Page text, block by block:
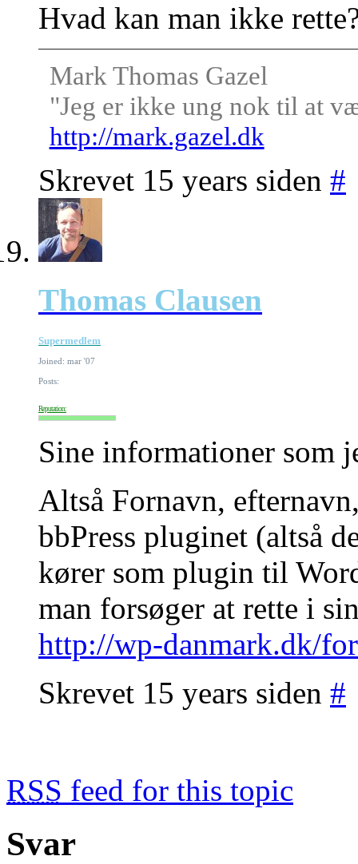
Hvad kan man ikke
Mark Thomas Gazel
"Jeg er ikke ung nok til at
http://mark.gazel.dk
Skrevet 15 years siden #
Thomas Clausen
Supermedlem
Joined: mar '07
Posts:
Reputation:
Sine informationer som
Altså Fornavn,
bbPress pluginet (altså
kører som plugin til
man forsøger at rette i
http://wp-danmark.dk/
Skrevet 15 years siden #
RSS feed for this topic
Svar